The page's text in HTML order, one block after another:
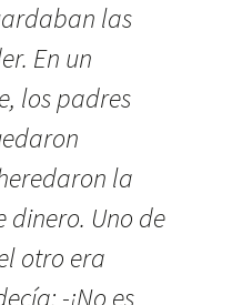
las
En un
los padres
la
Uno de
otro era
-¡No es